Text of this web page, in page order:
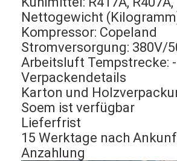
Nettogewicht
Kompressor: Copeland
Stromversorgung: 380V/
Arbeitsluft Tempstrecke: -
Verpackendetails
Karton und
Soem ist verfügbar
Lieferfrist
15 Werktage nach
Anzahlung